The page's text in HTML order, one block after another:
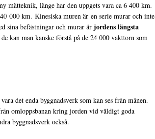
mätteknik, länge har den uppgets vara ca 6 400 km.
000 km. Kinesiska muren är en serie murar och inte
sina befästningar och murar är jordens längsta
kan man kanske förstå på de 24 000 vakttorn som
det enda byggnadsverk som kan ses från månen.
omloppsbanan kring jorden vid väldigt goda
byggnadsverk också.